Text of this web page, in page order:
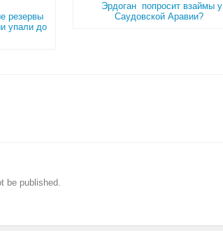
резервы
упали до
Эрдоган попросит взаймы у
Саудовской Аравии?
be published.